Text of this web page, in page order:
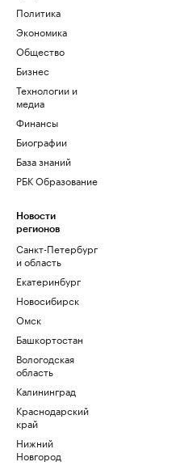
Политика
Экономика
Общество
Бизнес
Технологии и
медиа
Финансы
Биографии
База знаний
РБК Образование
Новости
регионов
Санкт-Петербург
и область
Екатеринбург
Новосибирск
Омск
Башкортостан
Вологодская
область
Калининград
Краснодарский
край
Нижний
Новгород